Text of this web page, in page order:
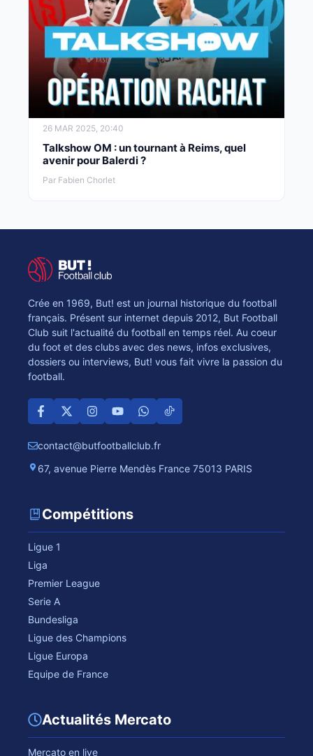
26 MAR 2025, 20:40
Talkshow OM : un tournant à Reims, quel
avenir pour Balerdi ?
Par Fabien Chorlet
Crée en 1969, But! est un journal historique du football
français. Présent sur internet depuis 2012, But Football
Club suit l'actualité du football en temps réel. Au coeur
du foot et des clubs avec des news, infos exclusives,
dossiers ou interviews, But! vous fait vivre la passion du
football.
contact@butfootballclub.fr
67, avenue Pierre Mendès France 75013 PARIS
Compétitions
Ligue 1
Liga
Premier League
Serie A
Bundesliga
Ligue des Champions
Ligue Europa
Equipe de France
Actualités Mercato
Mercato en live